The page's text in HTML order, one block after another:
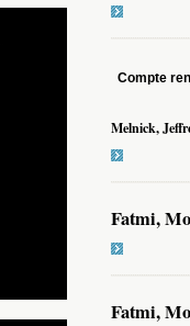
Compte
Melnick,
Fatmi,
Fatmi,